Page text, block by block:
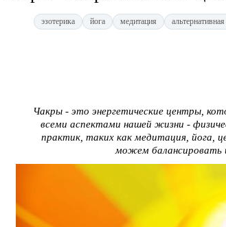
эзотерика йога медитация
Чакры - это энергетические центры,
всеми аспектами нашей жизни -
практик, таких как медитация, йога,
можем балансировать